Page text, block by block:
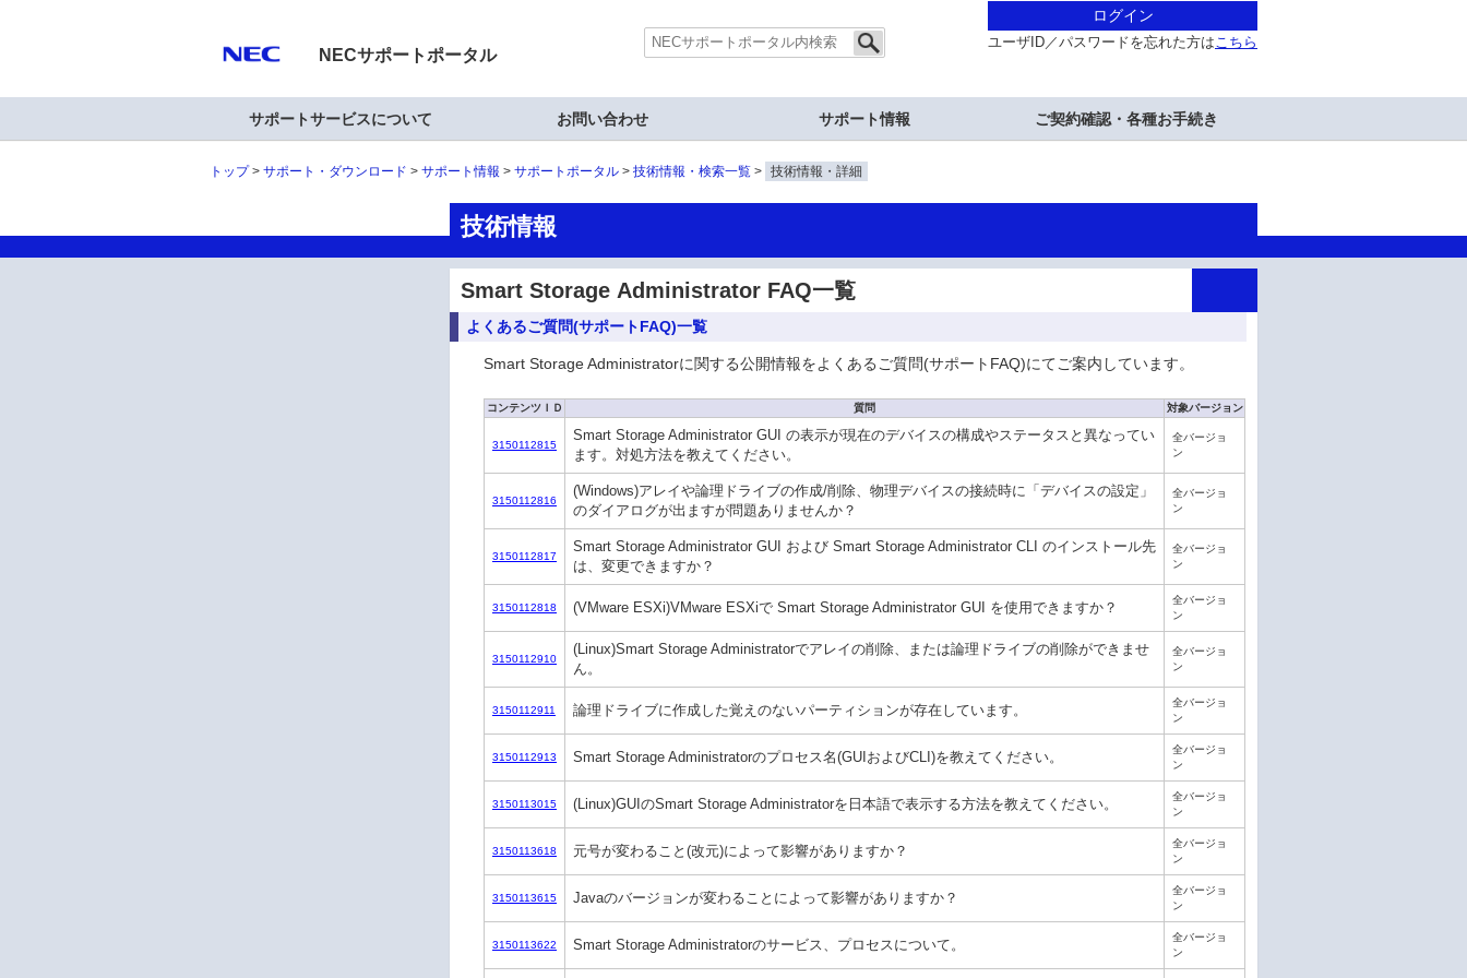
NECサポートポータル
ログイン
ユーザID／パスワードを忘れた方はこちら
サポートサービスについて お問い合わせ サポート情報 ご契約確認・各種お手続き
トップ サポート・ダウンロード サポート情報 サポートポータル 技術情報・検索一覧 技術情報・詳細
技術情報
Smart Storage Administrator FAQ一覧
よくあるご質問(サポートFAQ)一覧
Smart Storage Administratorに関する公開情報をよくあるご質問(サポートFAQ)にてご案内しています。
コンテンツＩＤ 質問 対象バージョン
3150112815
Smart Storage Administrator GUI の表示が現在のデバイスの構成やステータスと異なってい
ます。対処方法を教えてください。
全バージョ
ン
3150112816
(Windows)アレイや論理ドライブの作成/削除、物理デバイスの接続時に「デバイスの設定」
のダイアログが出ますが問題ありませんか？
全バージョ
ン
3150112817
Smart Storage Administrator GUI および Smart Storage Administrator CLI のインストール先
は、変更できますか？
全バージョ
ン
3150112818 (VMware ESXi)VMware ESXiで Smart Storage Administrator GUI を使用できますか？
全バージョ
ン
3150112910
(Linux)Smart Storage Administratorでアレイの削除、または論理ドライブの削除ができませ
ん。
全バージョ
ン
3150112911 論理ドライブに作成した覚えのないパーティションが存在しています。
全バージョ
ン
3150112913 Smart Storage Administratorのプロセス名(GUIおよびCLI)を教えてください。
全バージョ
ン
3150113015 (Linux)GUIのSmart Storage Administratorを日本語で表示する方法を教えてください。
全バージョ
ン
3150113618 元号が変わること(改元)によって影響がありますか？
全バージョ
ン
3150113615 Javaのバージョンが変わることによって影響がありますか？
全バージョ
ン
3150113622 Smart Storage Administratorのサービス、プロセスについて。
全バージョ
ン